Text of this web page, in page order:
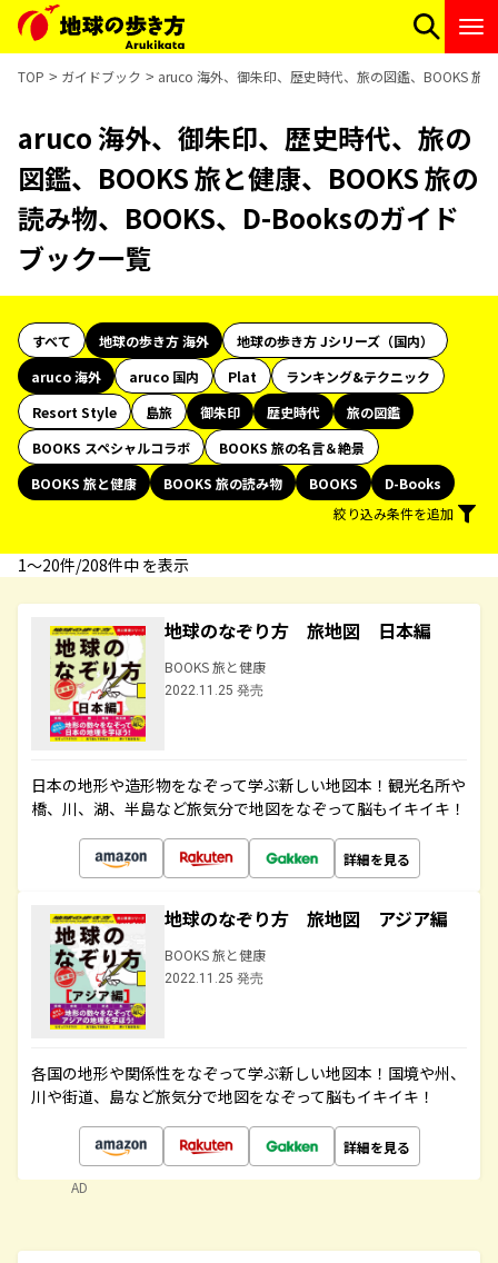
TOP ガイドブック aruco 海外、御朱印、歴史時代、旅の図鑑、BOOKS 旅
aruco 海外、御朱印、歴史時代、旅の
図鑑、BOOKS 旅と健康、BOOKS 旅の
読み物、BOOKS、D-Booksのガイド
ブック一覧
すべて 地球の歩き方 海外
地球の歩き方 Jシリーズ（国内）
aruco 海外
aruco 国内 Plat
ランキング&テクニック
Resort Style
島旅 御朱印 歴史時代
旅の図鑑
BOOKS スペシャルコラボ
BOOKS 旅の名言＆絶景
BOOKS 旅と健康
BOOKS 旅の読み物 BOOKS
D-Books
絞り込み条件を追加
1〜20件/208件中 を表示
地球のなぞり方 旅地図 日本編
BOOKS 旅と健康
2022.11.25 発売
日本の地形や造形物をなぞって学ぶ新しい地図本！観光名所や
橋、川、湖、半島など旅気分で地図をなぞって脳もイキイキ！
詳細を見る
地球のなぞり方 旅地図 アジア編
BOOKS 旅と健康
2022.11.25 発売
各国の地形や関係性をなぞって学ぶ新しい地図本！国境や州、
川や街道、島など旅気分で地図をなぞって脳もイキイキ！
詳細を見る
AD